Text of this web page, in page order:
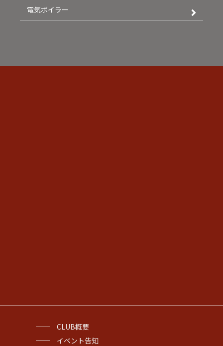
電気ボイラー
CLUB概要
イベント告知